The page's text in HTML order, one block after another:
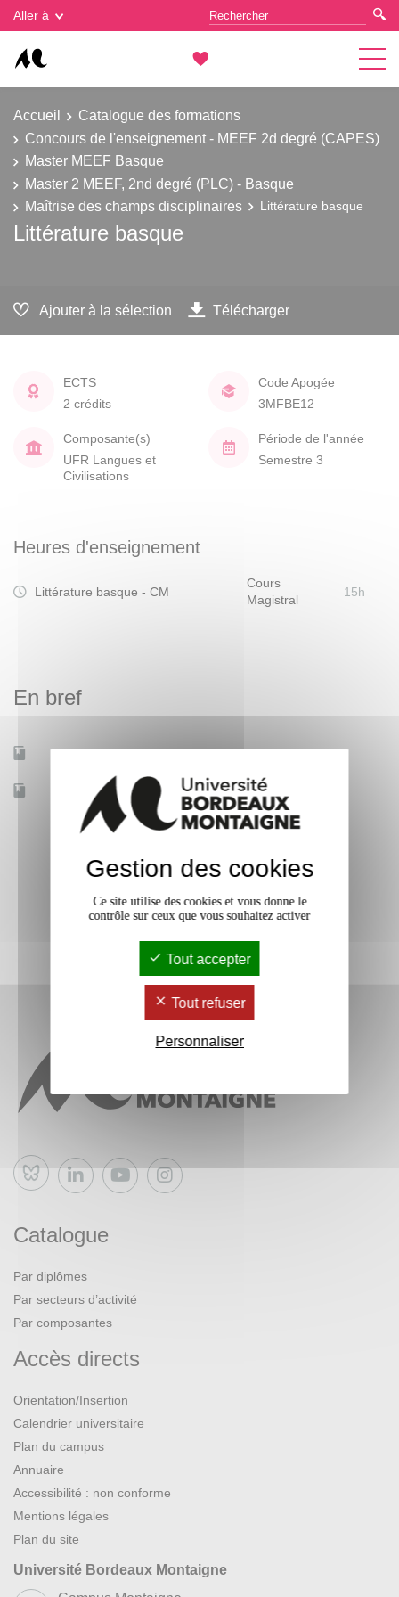
Aller à
Accueil
Catalogue des formations
Concours de l'enseignement - MEEF 2d degré (CAPES)
Master MEEF Basque
Master 2 MEEF, 2nd degré (PLC) - Basque
Maîtrise des champs disciplinaires
Littérature basque
Littérature basque
Ajouter à la sélection Télécharger
ECTS
2 crédits
Code Apogée
3MFBE12
Composante(s)
UFR Langues et
Civilisations
Période de l'année
Semestre 3
Heures d'enseignement
Littérature basque - CM
Cours
Magistral
15h
En bref
Mobilité d'études
Accessible à distance Non
Bluesky
Catalogue
Par diplômes
Par secteurs d’activité
Par composantes
Accès directs
Orientation/Insertion
Calendrier universitaire
Plan du campus
Annuaire
Accessibilité : non conforme
Mentions légales
Plan du site
Université Bordeaux Montaigne
Gestion des cookies
Gestion des cookies
Ce site utilise des cookies et vous donne le
contrôle sur ceux que vous souhaitez activer
Tout accepter
Tout refuser
Personnaliser